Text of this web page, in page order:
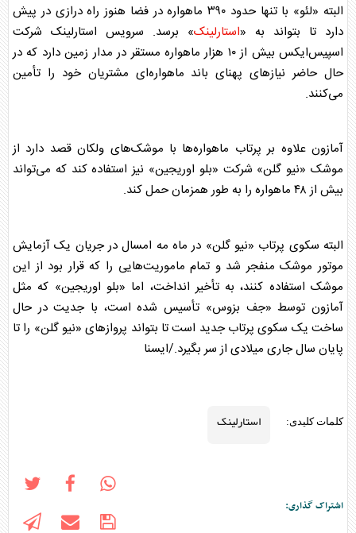
البته «لئو» با تنها حدود ۳۹۰ ماهواره در فضا هنوز راه درازی در پیش
دارد تا بتواند به «استارلینک» برسد. سرویس استارلینک شرکت
اسپیس‌ایکس بیش از ۱۰ هزار ماهواره مستقر در مدار زمین دارد که در
حال حاضر نیازهای پهنای باند ماهواره‌ای مشتریان خود را تأمین
می‌کنند.
آمازون علاوه بر پرتاب ماهواره‌ها با موشک‌های ولکان قصد دارد از
موشک «نیو گلن» شرکت «بلو اوریجین» نیز استفاده کند که می‌تواند
بیش از ۴۸ ماهواره را به طور همزمان حمل کند.
البته سکوی پرتاب «نیو گلن» در ماه مه امسال در جریان یک آزمایش
موتور موشک منفجر شد و تمام ماموریت‌هایی را که قرار بود از این
موشک استفاده کنند، به تأخیر انداخت، اما «بلو اوریجین» که مثل
آمازون توسط «جف بزوس» تأسیس شده است، با جدیت در حال
ساخت یک سکوی پرتاب جدید است تا بتواند پروازهای «نیو گلن» را تا
پایان سال جاری میلادی از سر بگیرد./ایسنا
کلمات کلیدی: استارلینک
اشتراک گذاری: